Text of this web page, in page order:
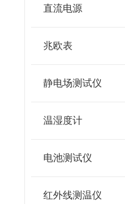
直流电源
兆欧表
静电场测试仪
温湿度计
电池测试仪
红外线测温仪